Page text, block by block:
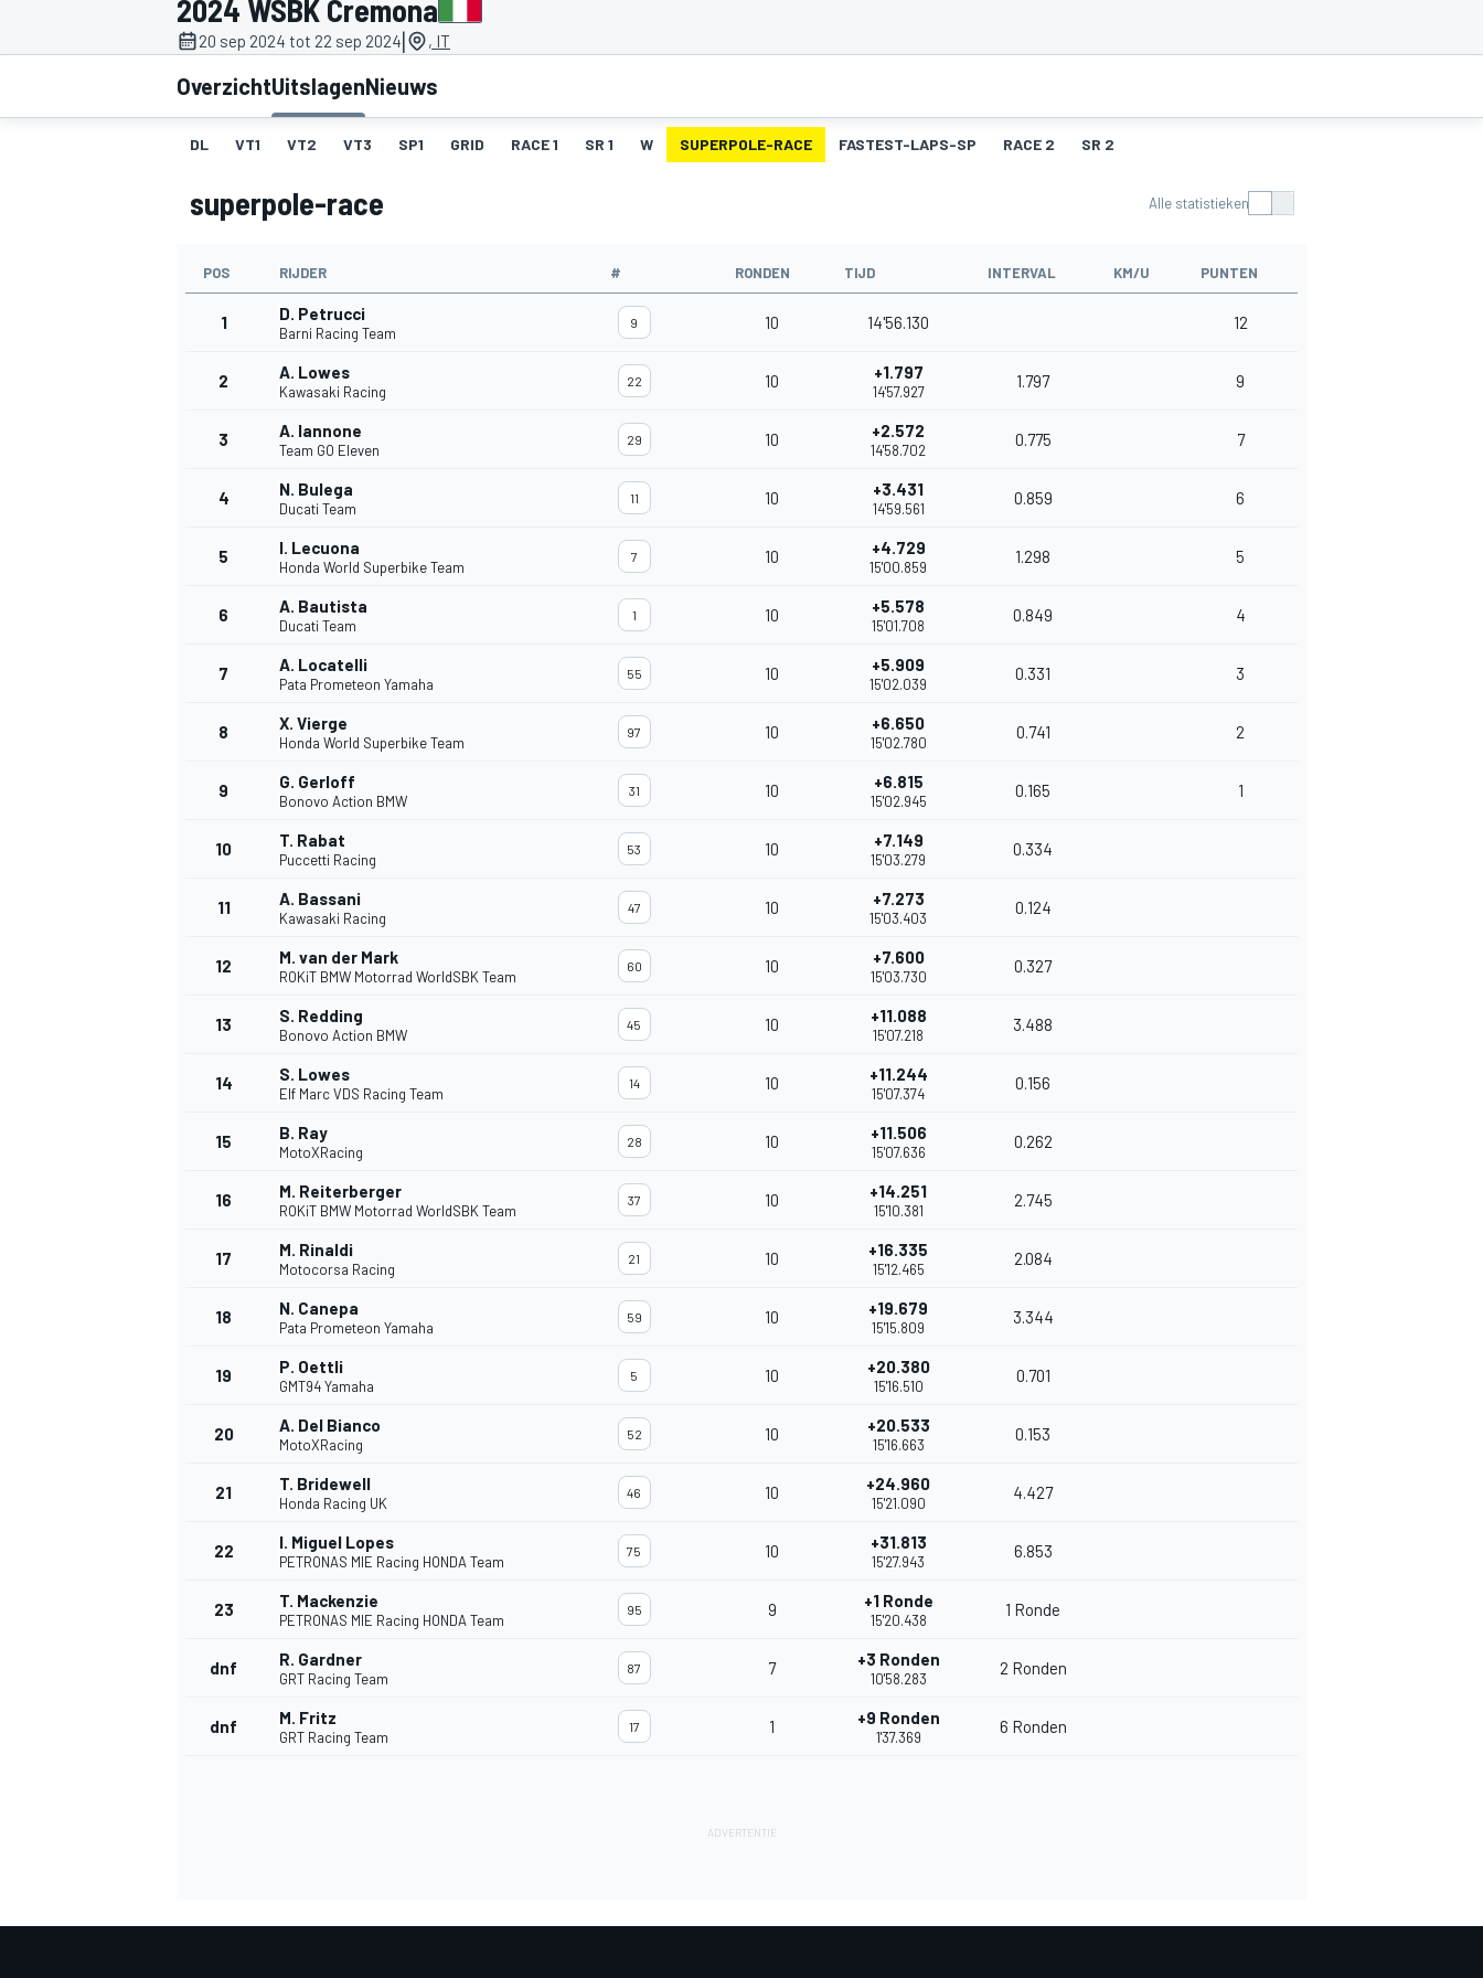
2024 WSBK Cremona
20 sep 2024 tot 22 sep 2024| , IT
OverzichtUitslagenNieuws
DL VT1 VT2 VT3 SP1 GRID RACE 1 SR 1 W SUPERPOLE-RACE FASTEST-LAPS-SP RACE 2 SR 2
superpole-race Alle statistieken
POS RIJDER # RONDEN TIJD INTERVAL KM/U PUNTEN
1 D. Petrucci
Barni Racing Team
9 10 14'56.130 12
2 A. Lowes
Kawasaki Racing
22 10 +1.797
14'57.927
1.797 9
3 A. Iannone
Team GO Eleven
29 10 +2.572
14'58.702
0.775 7
4 N. Bulega
Ducati Team
11 10 +3.431
14'59.561
0.859 6
5 I. Lecuona
Honda World Superbike Team
7 10 +4.729
15'00.859
1.298 5
6 A. Bautista
Ducati Team
1 10 +5.578
15'01.708
0.849 4
7 A. Locatelli
Pata Prometeon Yamaha
55 10 +5.909
15'02.039
0.331 3
8 X. Vierge
Honda World Superbike Team
97 10 +6.650
15'02.780
0.741 2
9 G. Gerloff
Bonovo Action BMW
31 10 +6.815
15'02.945
0.165 1
10 T. Rabat
Puccetti Racing
53 10 +7.149
15'03.279
0.334
11 A. Bassani
Kawasaki Racing
47 10 +7.273
15'03.403
0.124
12 M. van der Mark
ROKiT BMW Motorrad WorldSBK Team
60 10 +7.600
15'03.730
0.327
13 S. Redding
Bonovo Action BMW
45 10 +11.088
15'07.218
3.488
14 S. Lowes
Elf Marc VDS Racing Team
14 10 +11.244
15'07.374
0.156
15 B. Ray
MotoXRacing
28 10 +11.506
15'07.636
0.262
16 M. Reiterberger
ROKiT BMW Motorrad WorldSBK Team
37 10 +14.251
15'10.381
2.745
17 M. Rinaldi
Motocorsa Racing
21 10 +16.335
15'12.465
2.084
18 N. Canepa
Pata Prometeon Yamaha
59 10 +19.679
15'15.809
3.344
19 P. Oettli
GMT94 Yamaha
5 10 +20.380
15'16.510
0.701
20 A. Del Bianco
MotoXRacing
52 10 +20.533
15'16.663
0.153
21 T. Bridewell
Honda Racing UK
46 10 +24.960
15'21.090
4.427
22 I. Miguel Lopes
PETRONAS MIE Racing HONDA Team
75 10 +31.813
15'27.943
6.853
23 T. Mackenzie
PETRONAS MIE Racing HONDA Team
95 9 +1 Ronde
15'20.438
1 Ronde
dnf R. Gardner
GRT Racing Team
87 7 +3 Ronden
10'58.283
2 Ronden
dnf M. Fritz
GRT Racing Team
17 1 +9 Ronden
1'37.369
6 Ronden